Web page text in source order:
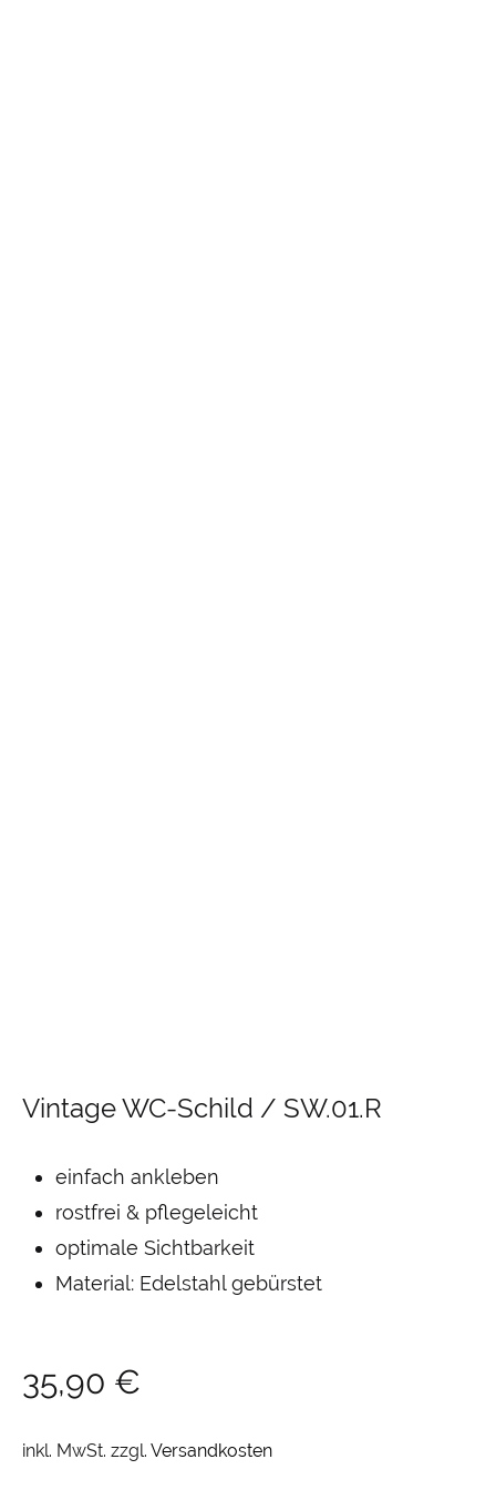
Vintage WC-Schild / SW.01.R
einfach ankleben
rostfrei & pflegeleicht
optimale Sichtbarkeit
Material: Edelstahl gebürstet
35,90 €
inkl. MwSt. zzgl. Versandkosten